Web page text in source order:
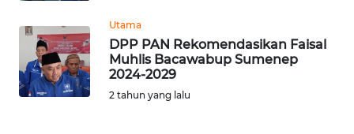
Utama
DPP PAN Rekomendasikan Faisal
Muhlis Bacawabup Sumenep
2024-2029
2 tahun yang lalu
TENGAH
WN DELI
SERDANG